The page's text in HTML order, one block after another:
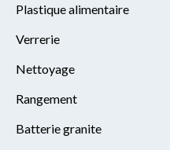
Plastique alimentaire
Verrerie
Nettoyage
Rangement
Batterie granite